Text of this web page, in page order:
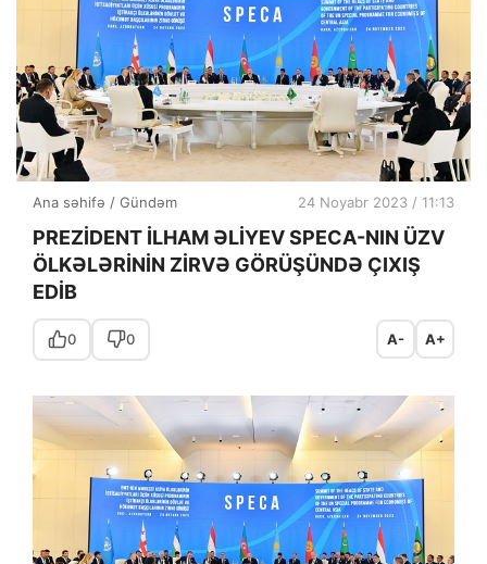
Ana səhifə / Gündəm 24 Noyabr 2023 / 11:13
PREZİDENT İLHAM ƏLİYEV SPECA-NIN ÜZV
ÖLKƏLƏRİNİN ZİRVƏ GÖRÜŞÜNDƏ ÇIXIŞ
EDİB
0 0 A- A+